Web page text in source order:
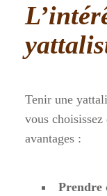
Tenir une
vous
avantages :
Prendre